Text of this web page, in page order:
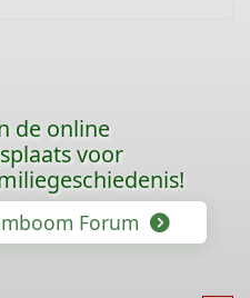
de online
voor
Forum